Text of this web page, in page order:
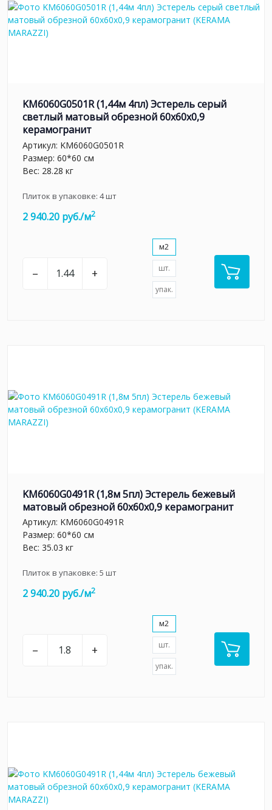
KM6060G0501R (1,44м 4пл) Эстерель серый
светлый матовый обрезной 60x60x0,9
керамогранит
Артикул: KM6060G0501R
Размер: 60*60 см
Вес: 28.28 кг
Плиток в упаковке: 4шт
2 940.20 руб./м2
– +
м2
шт.
упак.
KM6060G0491R (1,8м 5пл) Эстерель бежевый
матовый обрезной 60x60x0,9 керамогранит
Артикул: KM6060G0491R
Размер: 60*60 см
Вес: 35.03 кг
Плиток в упаковке: 5 шт
2 940.20 руб./м2
– +
м2
шт.
упак.